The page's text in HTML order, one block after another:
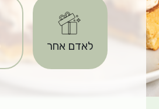
לאדם אחר